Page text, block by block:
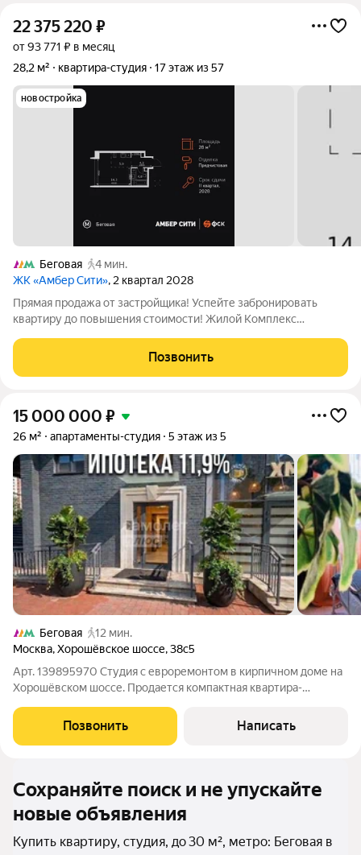
22 375 220 ₽
от 93 771 ₽ в месяц
28,2 м²
квартира-студия 17 этаж из 57
новостройка
Беговая
4 мин.
ЖК «Амбер Сити», 2 квартал 2028
Прямая продажа от застройщика! Успейте забронировать
квартиру до повышения стоимости! Жилой Комплекс
площадью 28.2 кв.м. на 17-м этаже 57 этажного здания.
Предчистовая отделка. - Линейная
Позвонить
15 000 000 ₽
26 м² апартаменты-студия 5 этаж из 5
Беговая
12 мин.
Москва,Хорошёвское шоссе,38с5
Арт. 139895970 Студия с евроремонтом в кирпичном доме на
Хорошёвском шоссе. Продается компактная квартира-
кирпичном доме на Хорошёвском шоссе, г. Москва. Прямая
продажа, все документы готовы
Позвонить Написать
Сохраняйте поиск и не упускайте
новые объявления
Купить квартиру, студия, до 30 м², метро: Беговая в